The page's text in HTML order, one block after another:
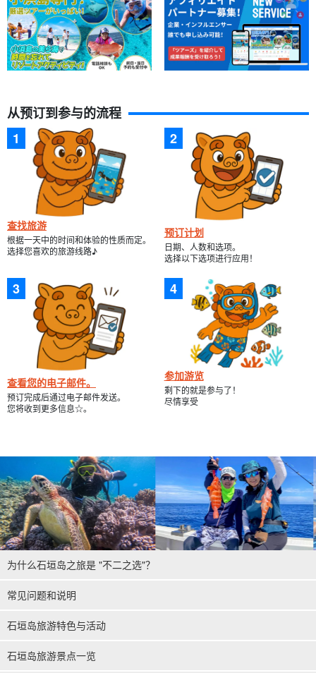
从预订到参与的流程
查找旅游
根据一天中的时间和体验的性质而定。
选择您喜欢的旅游线路♪
预订计划
日期、人数和选项。
选择以下选项进行应用！
查看您的电子邮件。
预订完成后通过电子邮件发送。
您将收到更多信息☆。
参加游览
剩下的就是参与了！
尽情享受
为什么石垣岛之旅是 "不二之选"？
常见问题和说明
石垣岛旅游特色与活动
石垣岛旅游景点一览